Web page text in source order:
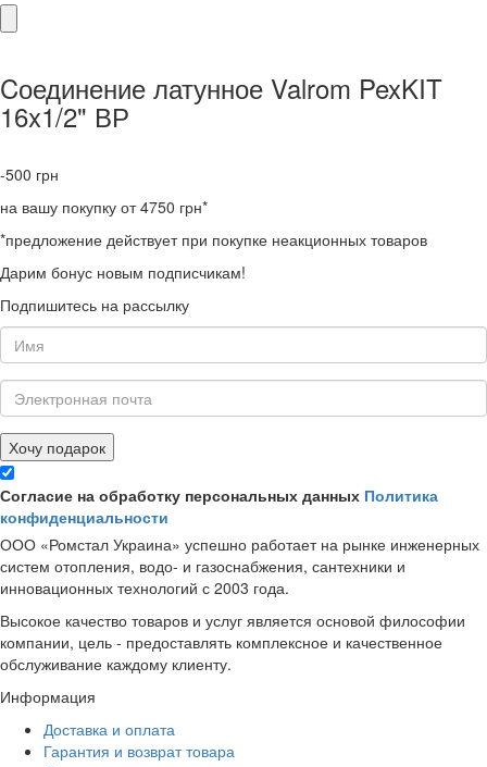
Cоединение латунное Valrom PexKIT
16x1/2" ВР
-500 грн
на вашу покупку от 4750 грн*
*предложение действует при покупке неакционных товаров
Дарим бонус новым подписчикам!
Подпишитесь на рассылку
Хочу подарок
Согласие на обработку персональных данных Политика
конфиденциальности
ООО «Ромстал Украина» успешно работает на рынке инженерных
систем отопления, водо- и газоснабжения, сантехники и
инновационных технологий с 2003 года.
Высокое качество товаров и услуг является основой философии
компании, цель - предоставлять комплексное и качественное
обслуживание каждому клиенту.
Информация
Доставка и оплата
Гарантия и возврат товара